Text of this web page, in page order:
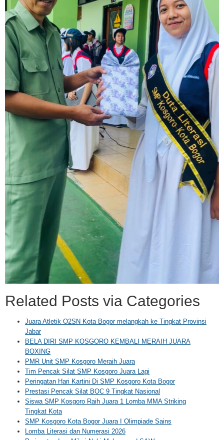
Related Posts via Categories
Juara Atletik O2SN Kota Bogor melangkah ke Tingkat Provinsi
Jabar
BELA DIRI SMP KOSGORO KEMBALI MERAIH JUARA
BOXING
PMR Unit SMP Kosgoro Meraih Juara
Tim Pencak Silat SMP Kosgoro Juara Lagi
Peringatan Hari Kartini Di SMP Kosgoro Kota Bogor
Prestasi Pencak Silat BOC 9 Tingkat Nasional
Siswa SMP Kosgoro Raih Juara 1 Lomba MMA Striking
Tingkat Kota
SMP Kosgoro Kota Bogor Juara I Olimpiade Sains
Lomba Literasi dan Numerasi 2026